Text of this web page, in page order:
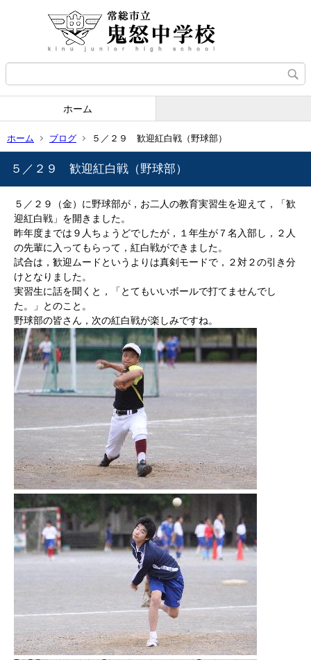
ホーム
ホーム ブログ ５／２９ 歓迎紅白戦（野球部）
５／２９ 歓迎紅白戦（野球部）
５／２９（金）に野球部が，お二人の教育実習生を迎えて，「歓
迎紅白戦」を開きました。
昨年度までは９人ちょうどでしたが，１年生が７名入部し，２人
の先輩に入ってもらって，紅白戦ができました。
試合は，歓迎ムードというよりは真剣モードで，２対２の引き分
けとなりました。
実習生に話を聞くと，「とてもいいボールで打てませんでし
た。」とのこと。
野球部の皆さん，次の紅白戦が楽しみですね。